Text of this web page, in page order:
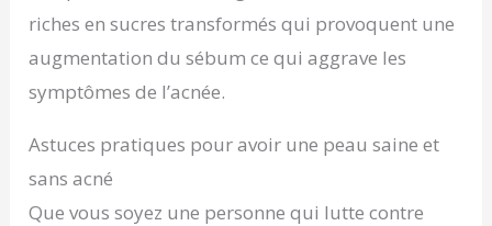
riches en sucres transformés qui provoquent une
augmentation du sébum ce qui aggrave les
symptômes de l’acnée.
Astuces pratiques pour avoir une peau saine et
sans acné
Que vous soyez une personne qui lutte contre